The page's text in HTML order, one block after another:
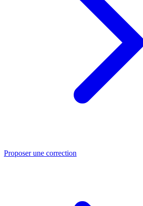
Proposer une correction